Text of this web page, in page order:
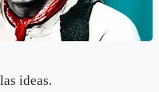
ideas.